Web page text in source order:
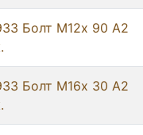
Болт М12х 90 А2
Болт М16х 30 А2